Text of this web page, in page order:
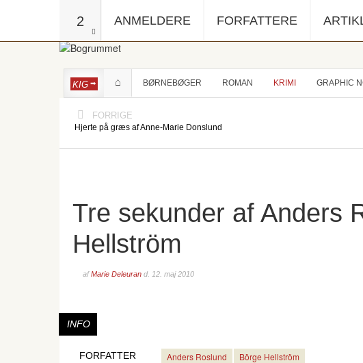
2 ANMELDERE FORFATTERE
KIG BØRNEBØGER ROMAN KRIMI GRAPHIC
FORRIGE
Hjerte på græs af Anne-Marie Donslund
Tre sekunder af Anders
Hellström
afMarie Deleuran d. 12. maj 2010
INFO
FORFATTER Anders Roslund Börge Hellström